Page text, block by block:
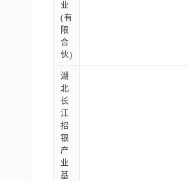
业
(有
限
合
伙)
湖
北
长
江
招
银
产
业
基